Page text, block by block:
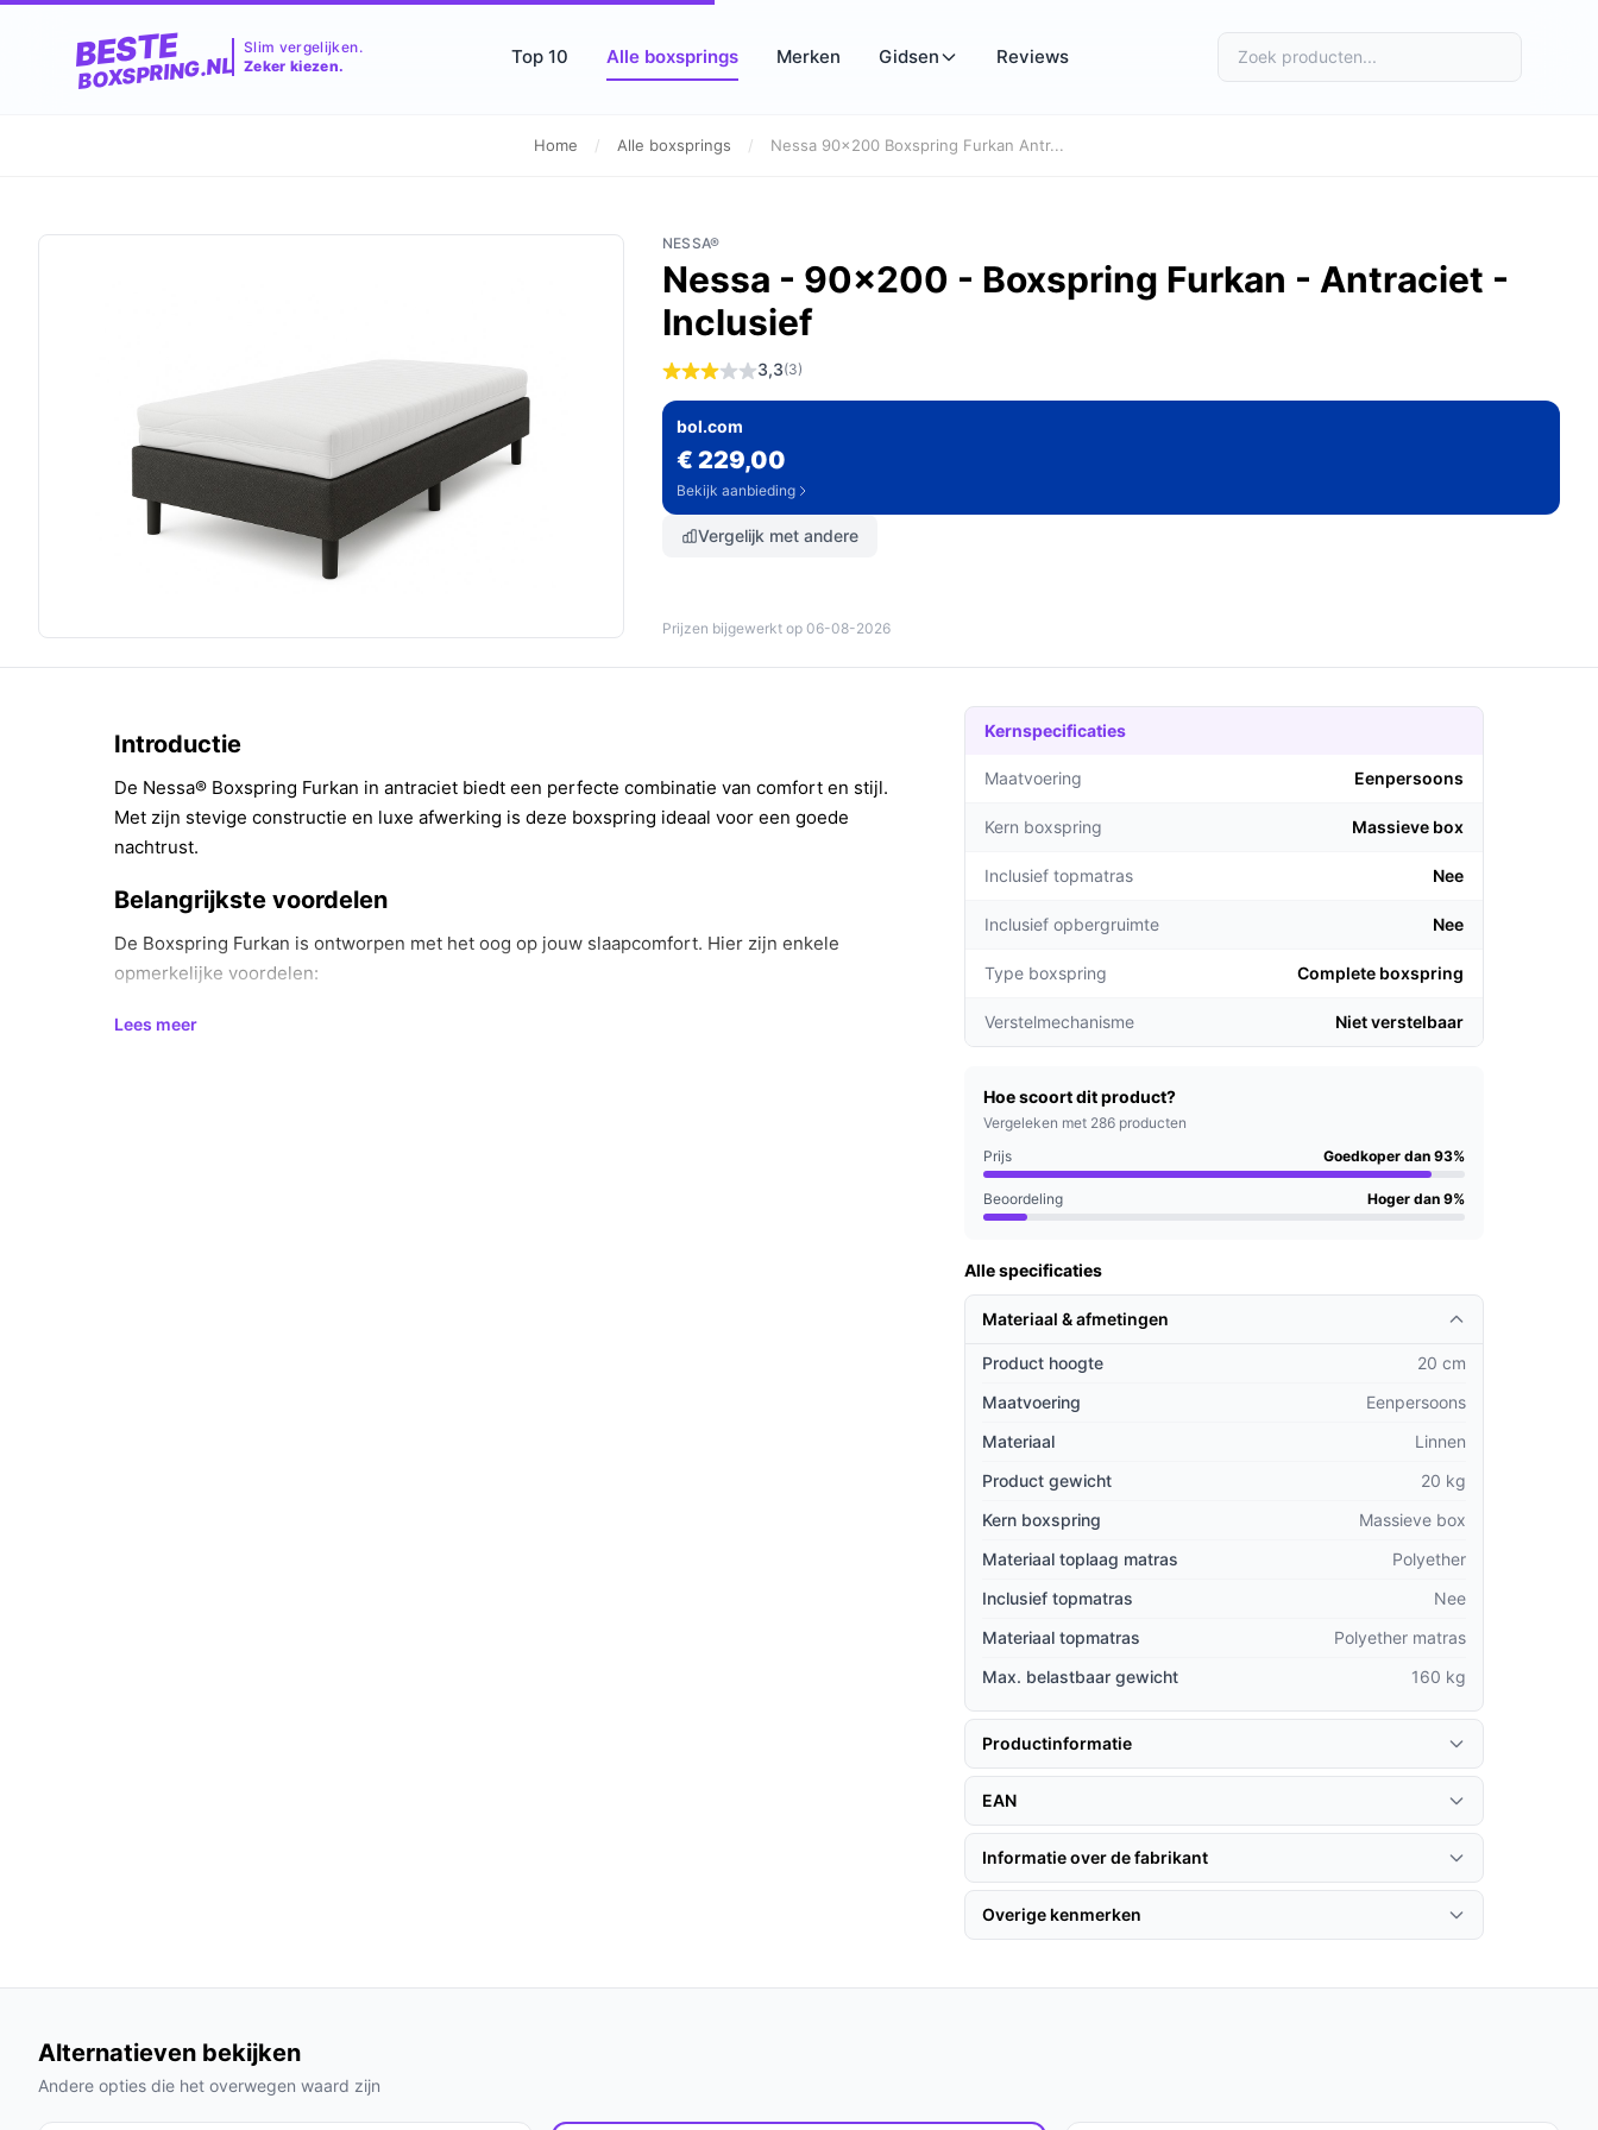
BESTE
BOXSPRING.NL
Slim vergelijken.
Zeker kiezen.
Top 10 Alle boxsprings Merken Gidsen Reviews
Home / Alle boxsprings / Nessa 90x200 Boxspring Furkan Antr...
NESSA®
Nessa - 90x200 - Boxspring Furkan - Antraciet -
Inclusief
3,3(3)
bol.com
€ 229,00
Bekijk aanbieding
Vergelijk met andere
Prijzen bijgewerkt op 06-08-2026
Introductie
De Nessa® Boxspring Furkan in antraciet biedt een perfecte combinatie van comfort en stijl.
Met zijn stevige constructie en luxe afwerking is deze boxspring ideaal voor een goede
nachtrust.
Belangrijkste voordelen
De Boxspring Furkan is ontworpen met het oog op jouw slaapcomfort. Hier zijn enkele
opmerkelijke voordelen:
De massieve box zorgt voor optimale ondersteuning, wat leidt tot een betere
Max. belastbaar gewicht: 160 kg – Geschikt voor de meeste gebruikers zonder zorgen
over stabiliteit.
Veelgestelde vragen
Lees meer
Kernspecificaties
Maatvoering Eenpersoons
Kern boxspring Massieve box
Inclusief topmatras Nee
Inclusief opbergruimte Nee
Type boxspring Complete boxspring
Verstelmechanisme Niet verstelbaar
Hoe scoort dit product?
Vergeleken met 286 producten
Prijs
Goedkoper dan 93%
Beoordeling Hoger dan 9%
Alle specificaties
Materiaal & afmetingen
Product hoogte
20 cm
Maatvoering
Eenpersoons
Materiaal
Linnen
Product gewicht
20 kg
Kern boxspring
Massieve box
Materiaal toplaag matras
Polyether
Inclusief topmatras
Nee
Materiaal topmatras
Polyether matras
Max. belastbaar gewicht
160 kg
Productinformatie
EAN
Informatie over de fabrikant
Overige kenmerken
Alternatieven bekijken
Andere opties die het overwegen waard zijn